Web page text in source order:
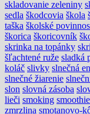
skladovanie zeleniny
sedla škodcovia škola
taška školské
škorica škoricovník
skrinka na topánky
šľachtené ruže sladká
koláč slivky slnečná
slnečné žiarenie
slon slovná zásoba
lieči smoking
zmrzlina smotanovo-